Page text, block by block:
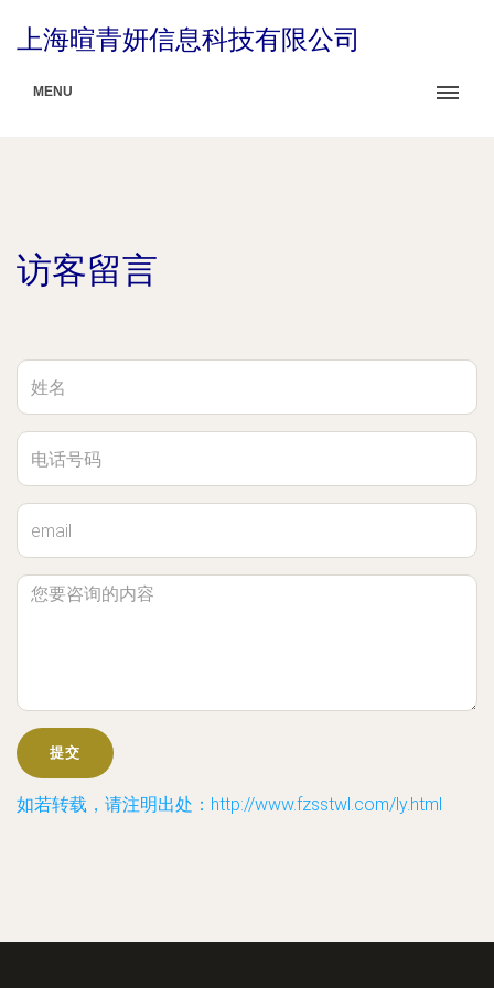
上海暄青妍信息科技有限公司
MENU
访客留言
如若转载，请注明出处：http://www.fzsstwl.com/ly.html